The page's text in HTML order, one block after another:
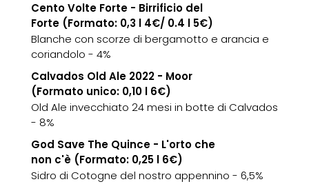
Cento Volte Forte - Birrificio del
Forte (Formato: 0,3 l 4€/ 0.4 l 5€)
Blanche con scorze di bergamotto e arancia e
coriandolo - 4%
Calvados Old Ale 2022 - Moor
(Formato unico: 0,10 l 6€)
Old Ale invecchiato 24 mesi in botte di Calvados
- 8%
God Save The Quince - L'orto che
non c'è (Formato: 0,25 l 6€)
Sidro di Cotogne del nostro appennino - 6,5%